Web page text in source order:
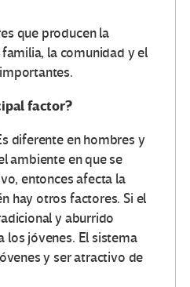
que producen la
la comunidad y el
factor?
diferente en hombres y
ambiente en que se
entonces afecta la
hay otros factores. Si el
y aburrido
jóvenes. El sistema
y ser atractivo de